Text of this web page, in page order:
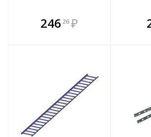
246 26 ₽
В
всегда
В комплекте
всегда выгоднее!